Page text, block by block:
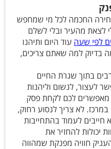
החכמה לכל מי שמחפש
לצאת מהעיר ובלי לשלם
לפי שעה עוד היום ותיהנו
בדיוק למה שאתם צריכים,
בתוך שגרת החיים
לעצור, לנשום וליהנות
מאפשרים לכם לקחת פסק
לא צריך לנסוע רחוק,
חייבים לעמוד בהתחייבות
יכולות להחזיר את
חוויה מפנקת שמהווה